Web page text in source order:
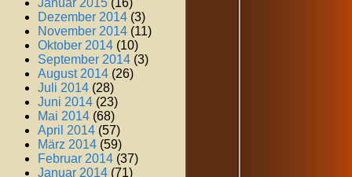
Januar 2015 (16)
Dezember 2014 (3)
November 2014 (11)
Oktober 2014 (10)
September 2014 (3)
August 2014 (26)
Juli 2014 (28)
Juni 2014 (23)
Mai 2014 (68)
April 2014 (57)
März 2014 (59)
Februar 2014 (37)
Januar 2014 (71)